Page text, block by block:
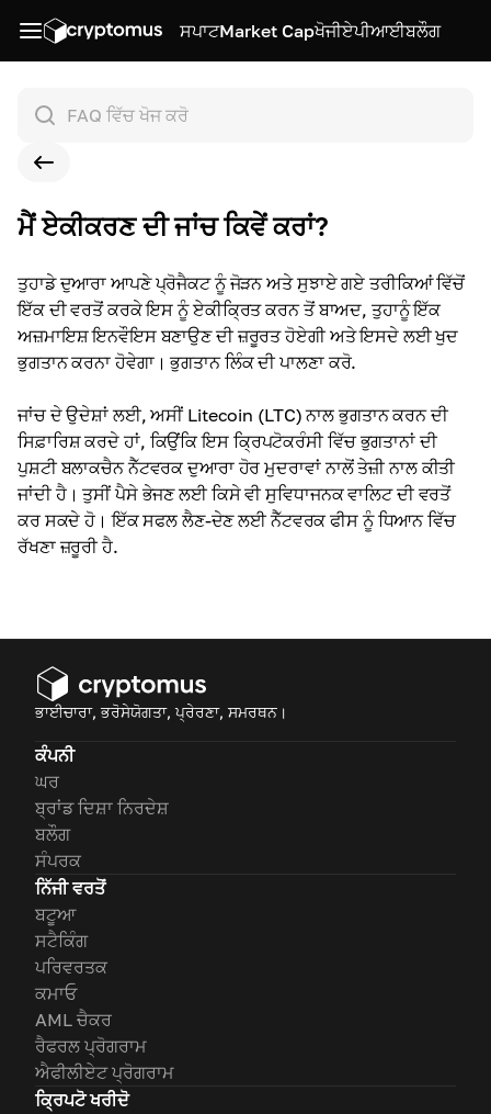
ਸਪਾਟMarket Capਖੋਜੀਏਪੀਆਈਬਲੌਗ
ਮੈਂ ਏਕੀਕਰਣ ਦੀ ਜਾਂਚ ਕਿਵੇਂ ਕਰਾਂ?
ਤੁਹਾਡੇ ਦੁਆਰਾ ਆਪਣੇ ਪ੍ਰੋਜੈਕਟ ਨੂੰ ਜੋੜਨ ਅਤੇ ਸੁਝਾਏ ਗਏ ਤਰੀਕਿਆਂ ਵਿੱਚੋਂ
ਇੱਕ ਦੀ ਵਰਤੋਂ ਕਰਕੇ ਇਸ ਨੂੰ ਏਕੀਕ੍ਰਿਤ ਕਰਨ ਤੋਂ ਬਾਅਦ, ਤੁਹਾਨੂੰ ਇੱਕ
ਅਜ਼ਮਾਇਸ਼ ਇਨਵੌਇਸ ਬਣਾਉਣ ਦੀ ਜ਼ਰੂਰਤ ਹੋਏਗੀ ਅਤੇ ਇਸਦੇ ਲਈ ਖੁਦ
ਭੁਗਤਾਨ ਕਰਨਾ ਹੋਵੇਗਾ। ਭੁਗਤਾਨ ਲਿੰਕ ਦੀ ਪਾਲਣਾ ਕਰੋ.
ਜਾਂਚ ਦੇ ਉਦੇਸ਼ਾਂ ਲਈ, ਅਸੀਂ Litecoin (LTC) ਨਾਲ ਭੁਗਤਾਨ ਕਰਨ ਦੀ
ਸਿਫ਼ਾਰਿਸ਼ ਕਰਦੇ ਹਾਂ, ਕਿਉਂਕਿ ਇਸ ਕ੍ਰਿਪਟੋਕਰੰਸੀ ਵਿੱਚ ਭੁਗਤਾਨਾਂ ਦੀ
ਪੁਸ਼ਟੀ ਬਲਾਕਚੈਨ ਨੈੱਟਵਰਕ ਦੁਆਰਾ ਹੋਰ ਮੁਦਰਾਵਾਂ ਨਾਲੋਂ ਤੇਜ਼ੀ ਨਾਲ ਕੀਤੀ
ਜਾਂਦੀ ਹੈ। ਤੁਸੀਂ ਪੈਸੇ ਭੇਜਣ ਲਈ ਕਿਸੇ ਵੀ ਸੁਵਿਧਾਜਨਕ ਵਾਲਿਟ ਦੀ ਵਰਤੋਂ
ਕਰ ਸਕਦੇ ਹੋ। ਇੱਕ ਸਫਲ ਲੈਣ-ਦੇਣ ਲਈ ਨੈੱਟਵਰਕ ਫੀਸ ਨੂੰ ਧਿਆਨ ਵਿੱਚ
ਰੱਖਣਾ ਜ਼ਰੂਰੀ ਹੈ.
ਭਾਈਚਾਰਾ, ਭਰੋਸੇਯੋਗਤਾ, ਪ੍ਰੇਰਣਾ, ਸਮਰਥਨ।
ਕੰਪਨੀ
ਘਰ
ਬ੍ਰਾਂਡ ਦਿਸ਼ਾ ਨਿਰਦੇਸ਼
ਬਲੌਗ
ਸੰਪਰਕ
ਨਿੱਜੀ ਵਰਤੋਂ
ਬਟੂਆ
ਸਟੈਕਿੰਗ
ਪਰਿਵਰਤਕ
ਕਮਾਓ
AML ਚੈਕਰ
ਰੈਫਰਲ ਪ੍ਰੋਗਰਾਮ
ਐਫੀਲੀਏਟ ਪ੍ਰੋਗਰਾਮ
ਕ੍ਰਿਪਟੋ ਖਰੀਦੋ